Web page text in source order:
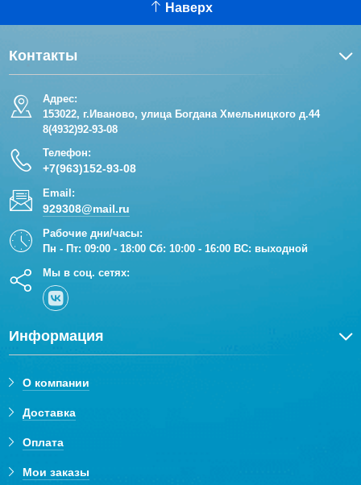
Наверх
Контакты
Адрес:
153022, г.Иваново, улица Богдана Хмельницкого д.44
8(4932)92-93-08
Телефон:
+7(963)152-93-08
Email:
929308@mail.ru
Рабочие дни/часы:
Пн - Пт: 09:00 - 18:00 Сб: 10:00 - 16:00 ВС: выходной
Мы в соц. сетях:
Информация
О компании
Доставка
Оплата
Мои заказы